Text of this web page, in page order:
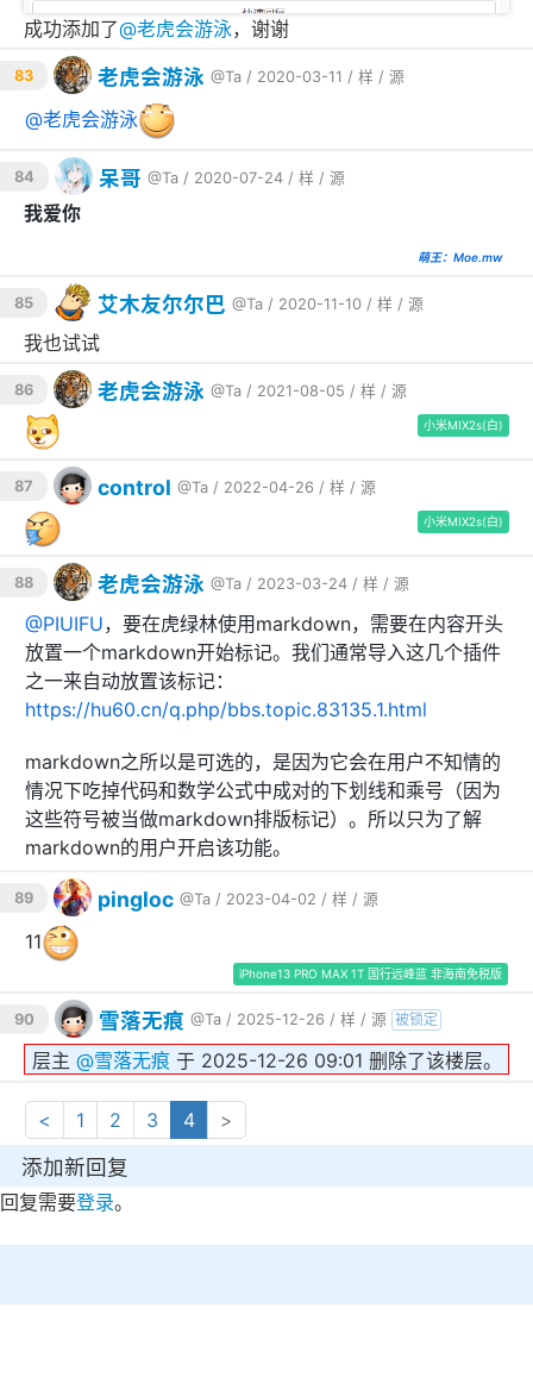
成功添加了@老虎会游泳，谢谢
83 老虎会游泳 @Ta / 2020-03-11 / 样 / 源
@老虎会游泳
84 呆哥 @Ta / 2020-07-24 / 样 / 源
我爱你
萌王：Moe.mw
85 艾木友尔尔巴 @Ta / 2020-11-10 / 样 / 源
我也试试
86 老虎会游泳 @Ta / 2021-08-05 / 样 / 源
小米MIX2s(白)
87 control @Ta / 2022-04-26 / 样 / 源
小米MIX2s(白)
88 老虎会游泳 @Ta / 2023-03-24 / 样 / 源
@PIUIFU，要在虎绿林使用markdown，需要在内容开头
放置一个markdown开始标记。我们通常导入这几个插件
之一来自动放置该标记：
https://hu60.cn/q.php/bbs.topic.83135.1.html
markdown之所以是可选的，是因为它会在用户不知情的
情况下吃掉代码和数学公式中成对的下划线和乘号（因为
这些符号被当做markdown排版标记）。所以只为了解
markdown的用户开启该功能。
89 pingloc @Ta / 2023-04-02 / 样 / 源
11
iPhone13 PRO MAX 1T 国行远峰蓝 非海南免税版
90 雪落无痕 @Ta / 2025-12-26 / 样 / 源 被锁定
层主 @雪落无痕于 2025-12-26 09:01 删除了该楼层。
< 1 2 3 4 >
添加新回复
回复需要登录。